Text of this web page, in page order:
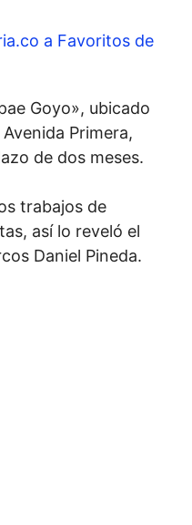
a Favoritos de
Goyo», ubicado
Primera,
de dos meses.
trabajos de
así lo reveló el
Daniel Pineda.